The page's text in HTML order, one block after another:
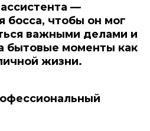
—
босса, чтобы он мог
важными делами и
бытовые моменты как
жизни.